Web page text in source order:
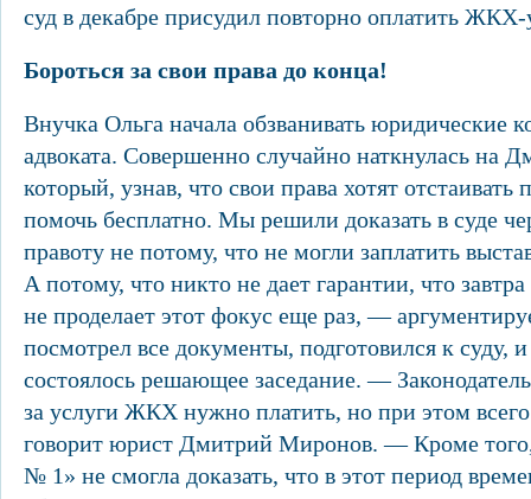
суд в декабре присудил повторно оплатить ЖКХ-
Бороться за свои права до конца!
Внучка Ольга начала обзванивать юридические
адвоката. Совершенно случайно наткнулась на
который, узнав, что свои права хотят отстаивать
помочь бесплатно. Мы решили доказать в суде
правоту не потому, что не могли заплатить
А потому, что никто не дает гарантии, что
не проделает этот фокус еще раз, —
посмотрел все документы, подготовился к суду,
состоялось решающее заседание. —
за услуги ЖКХ нужно платить, но при этом
говорит юрист Дмитрий Миронов. — Кроме
№ 1» не смогла доказать, что в этот период